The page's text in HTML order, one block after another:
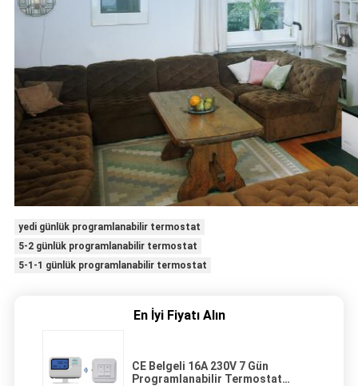
yedi günlük programlanabilir termostat
5-2 günlük programlanabilir termostat
5-1-1 günlük programlanabilir termostat
En İyi Fiyatı Alın
CE Belgeli 16A 230V 7 Gün
Programlanabilir Termostat